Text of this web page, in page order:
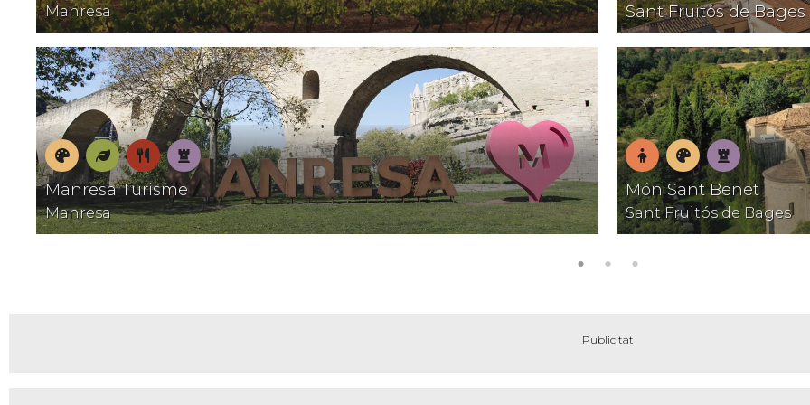
Manresa
MuseusNaturaOn
menjar
Patrimoni
Manresa Turisme
Manresa
família
amb
encant
Sant Fruitós de Bages
En
família
MuseusPatrimoni
Món Sant Benet
Sant Fruitós de Bages